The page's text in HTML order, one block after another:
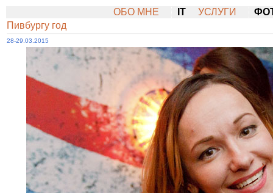
ОБО МНЕ IT УСЛУГИ
Пивбургу год
28-29.03.2015